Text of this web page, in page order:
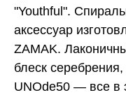
"Youthful".
аксессуар
ZAMAK.
блеск
UNOde50 — все в